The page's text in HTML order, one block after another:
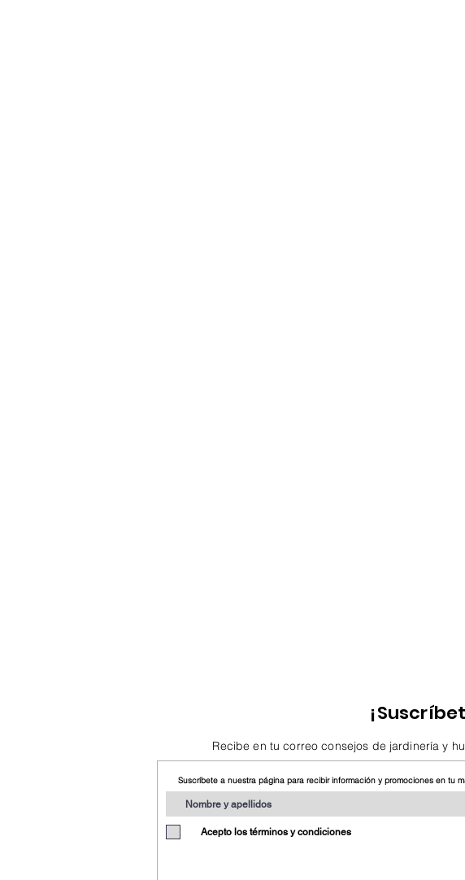
Recibe en tu correo consejos de jardinería y
Suscríbete a nuestra página para recibir información y promociones en tu
Acepto los términos y condiciones